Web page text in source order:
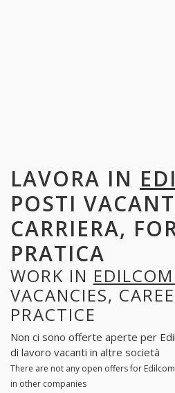
LAVORA IN
POSTI
CARRIERA,
PRATICA
WORK IN
VACANCIES,
PRACTICE
Non ci sono offerte aperte per
di lavoro vacanti in altre società
There are not any open offers for
in other companies